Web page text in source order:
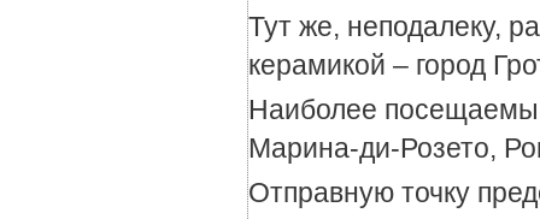
Тут же, неподалеку,
керамикой – город
Наиболее
Марина-ди-Розето,
Отправную точку